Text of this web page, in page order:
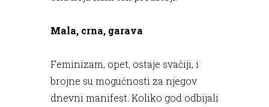
Mala, crna, garava
Feminizam, opet, ostaje svačiji, i
brojne su mogućnosti za njegov
dnevni manifest. Koliko god odbijali